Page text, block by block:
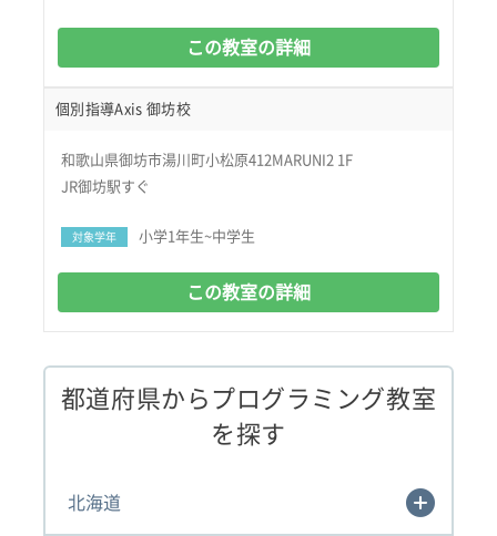
この教室の詳細
個別指導Axis 御坊校
和歌山県御坊市湯川町小松原412MARUNI2 1F
JR御坊駅すぐ
対象学年 小学1年生~中学生
この教室の詳細
都道府県からプログラミング教室
を探す
北海道